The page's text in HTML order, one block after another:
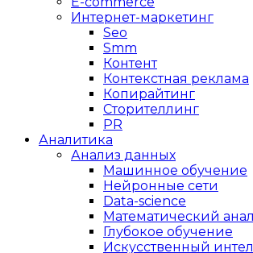
Интернет-маркетинг
Seo
Smm
Контент
Контекстная реклама
Копирайтинг
Сторителлинг
PR
Аналитика
Анализ данных
Машинное обучение
Нейронные сети
Data-science
Математический
Глубокое обучение
Искусственный